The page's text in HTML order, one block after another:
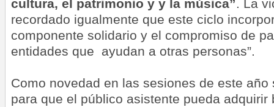
cultura, el patrimonio y y la música”. La
recordado igualmente que este ciclo
componente solidario y el compromiso de
entidades que ayudan a otras personas”.
Como novedad en las sesiones de este
para que el público asistente pueda adquirir